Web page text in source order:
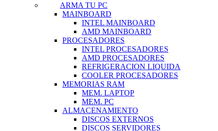
ARMA TU PC
MAINBOARD
INTEL MAINBOARD
AMD MAINBOARD
PROCESADORES
INTEL PROCESADORES
AMD PROCESADORES
REFRIGERACION LIQUIDA
COOLER PROCESADORES
MEMORIAS RAM
MEM. LAPTOP
MEM. PC
ALMACENAMIENTO
DISCOS EXTERNOS
DISCOS SERVIDORES